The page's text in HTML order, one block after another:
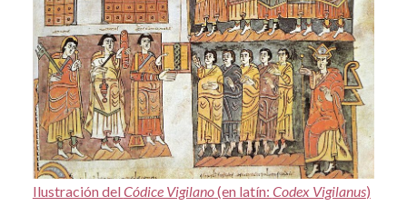
Ilustración delCódice Vigilano(en latín: Codex Vigilanus)